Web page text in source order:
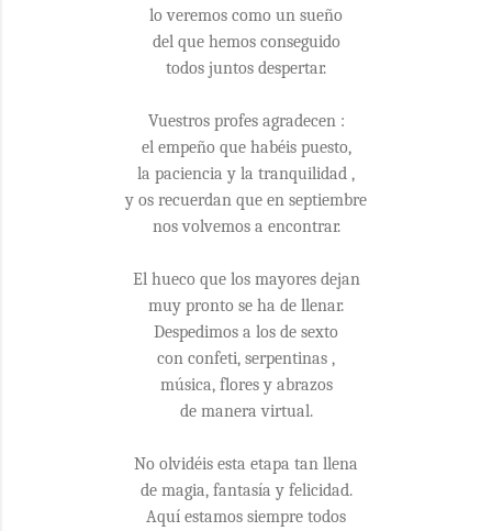
lo veremos como un sueño
del que hemos conseguido
todos juntos despertar.
Vuestros profes agradecen :
el empeño que habéis puesto,
la paciencia y la tranquilidad ,
y os recuerdan que en septiembre
nos volvemos a encontrar.
El hueco que los mayores dejan
muy pronto se ha de llenar.
Despedimos a los de sexto
con confeti, serpentinas ,
música, flores y abrazos
de manera virtual.
No olvidéis esta etapa tan llena
de magia, fantasía y felicidad.
Aquí estamos siempre todos